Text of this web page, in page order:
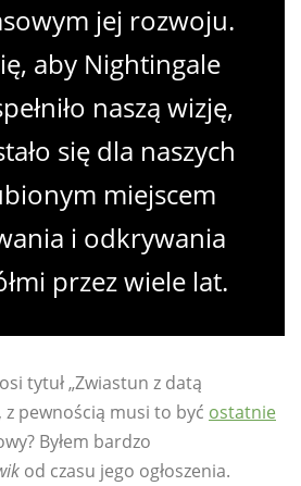
jej rozwoju.
aby Nightingale
naszą wizję,
się dla naszych
miejscem
i odkrywania
przez wiele lat.
tytuł „Zwiastun z datą
z pewnością musi to być ostatnie
Byłem bardzo
od czasu jego ogłoszenia.